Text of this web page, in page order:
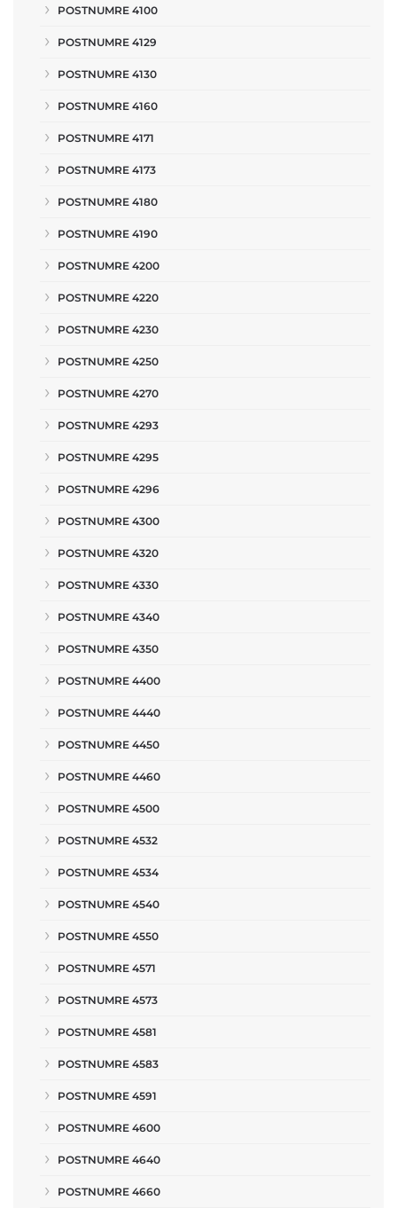
POSTNUMRE 4100
POSTNUMRE 4129
POSTNUMRE 4130
POSTNUMRE 4160
POSTNUMRE 4171
POSTNUMRE 4173
POSTNUMRE 4180
POSTNUMRE 4190
POSTNUMRE 4200
POSTNUMRE 4220
POSTNUMRE 4230
POSTNUMRE 4250
POSTNUMRE 4270
POSTNUMRE 4293
POSTNUMRE 4295
POSTNUMRE 4296
POSTNUMRE 4300
POSTNUMRE 4320
POSTNUMRE 4330
POSTNUMRE 4340
POSTNUMRE 4350
POSTNUMRE 4400
POSTNUMRE 4440
POSTNUMRE 4450
POSTNUMRE 4460
POSTNUMRE 4500
POSTNUMRE 4532
POSTNUMRE 4534
POSTNUMRE 4540
POSTNUMRE 4550
POSTNUMRE 4571
POSTNUMRE 4573
POSTNUMRE 4581
POSTNUMRE 4583
POSTNUMRE 4591
POSTNUMRE 4600
POSTNUMRE 4640
POSTNUMRE 4660